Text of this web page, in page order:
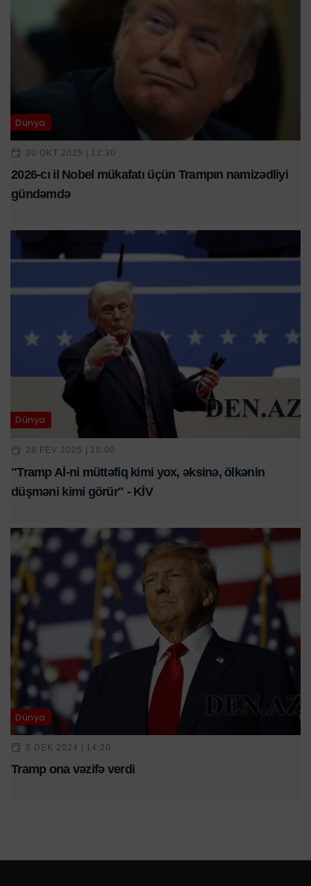
Dünya
20 OKT 2025 | 12:30
2026-cı il Nobel mükafatı üçün Trampın namizədliyi
gündəmdə
Dünya
28 FEV 2025 | 18:00
"Tramp Aİ-ni müttəfiq kimi yox, əksinə, ölkənin
düşməni kimi görür" - KİV
Dünya
5 DEK 2024 | 14:20
Tramp ona vəzifə verdi